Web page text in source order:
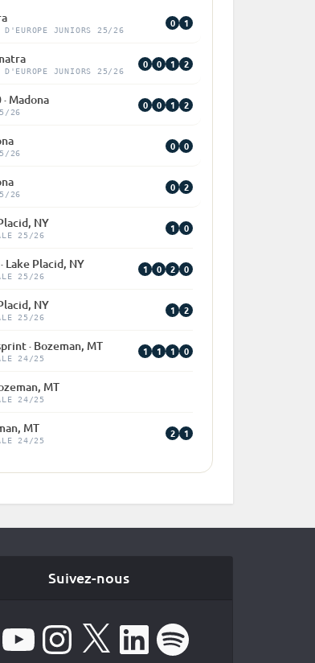
D'EUROPE JUNIORS 25/26
0 1
D'EUROPE JUNIORS 25/26
0 0 1 2
Madona
26
0 0 1 2
26
0 0
26
0 2
NY
25/26
1 0
Lake Placid, NY
25/26
1 0 2 0
NY
25/26
1 2
· Bozeman, MT
24/25
1 1 1 0
MT
24/25
MT
24/25
2 1
Suivez-nous
YouTube Instagram
X LinkedIn Spotify